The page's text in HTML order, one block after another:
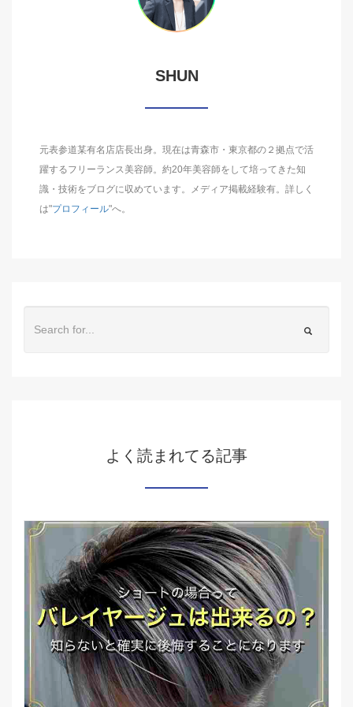
SHUN
元表参道某有名店店長出身。現在は青森市・東京都の２拠点で活
躍するフリーランス美容師。約20年美容師をして培ってきた知
識・技術をブログに収めています。メディア掲載経験有。詳しく
は"プロフィール"へ。
よく読まれてる記事